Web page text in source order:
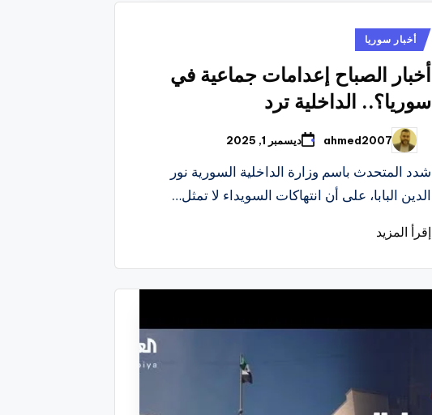
نُشر
في
أخبار سوريا
أخبار الصباح إعدامات جماعية في
سوريا؟.. الداخلية ترد
تمّ
النشر
بواسطة
ahmed2007 ديسمبر 1, 2025
شدد المتحدث باسم وزارة الداخلية السورية نور
الدين البابا، على أن انتهاكات السويداء لا تمثل…
إقرأ المزيد